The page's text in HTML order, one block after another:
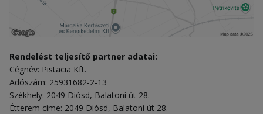
Rendelést teljesítő partner adatai:
Cégnév: Pistacia Kft.
Adószám: 25931682-2-13
Székhely: 2049 Diósd, Balatoni út 28.
Étterem címe: 2049 Diósd, Balatoni út 28.